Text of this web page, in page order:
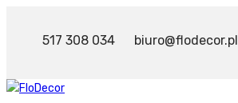
517 308 034 biuro@flodecor.pl